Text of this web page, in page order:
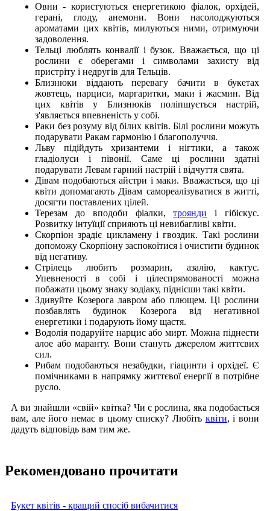
Овни - користуються енергетикою фіалок, орхідей,
герані, глоду, анемони. Вони насолоджуються
ароматами цих квітів, милуються ними, отримуючи
задоволення.
Тельці люблять конвалії і бузок. Вважається, що ці
рослини є оберегами і символами захисту від
пристріту і недругів для Тельців.
Близнюки віддають перевагу бачити в букетах
жовтець, нарциси, маргаритки, маки і жасмин. Від
цих квітів у Близнюків поліпшується настрій,
з'являється впевненість у собі.
Раки без розуму від білих квітів. Білі рослини можуть
подарувати Ракам гармонію і благополуччя.
Льву підійдуть хризантеми і нігтики, а також
гладіолуси і півонії. Саме ці рослини здатні
подарувати Левам гарний настрій і відчуття свята.
Дівам подобаються айстри і маки. Вважається, що ці
квіти допомагають Дівам самореалізуватися в житті,
досягти поставлених цілей.
Терезам до вподоби фіалки,троянди і гібіскус.
Розвитку інтуїції сприяють ці невибагливі квіти.
Скорпіон зрадіє цикламену і гвоздик. Такі рослини
допоможу Скорпіону заспокоїтися і очистити будинок
від негативу.
Стрілець любить розмарин, азалію, кактус.
Упевненості в собі і цілеспрямованості можна
побажати цьому знаку зодіаку, піднісши такі квіти.
Здивуйте Козерога лавром або плющем. Ці рослини
позбавлять будинок Козерога від негативної
енергетики і подарують йому щастя.
Водолія подаруйте нарцис або мирт. Можна піднести
алое або маранту. Вони стануть джерелом життєвих
сил.
Рибам подобаються незабудки, гіацинти і орхідеї. Є
помічниками в напрямку життєвої енергії в потрібне
русло.
А ви знайшли «свій» квітка? Чи є рослина, яка подобається
вам, але його немає в цьому списку? Любіть квіти, і вони
дадуть відповідь вам тим же.
Рекомендовано прочитати
Букет квітів - кращий спосіб вибачитися